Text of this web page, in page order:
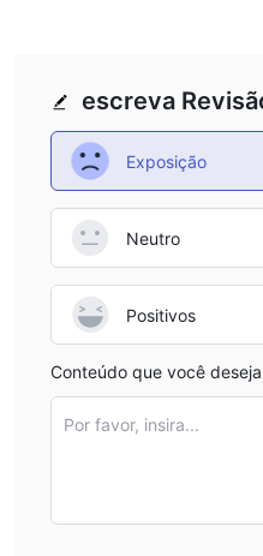
escreva
Exposição
Neutro
Positivos
Conteúdo que você
Por favor, insira...